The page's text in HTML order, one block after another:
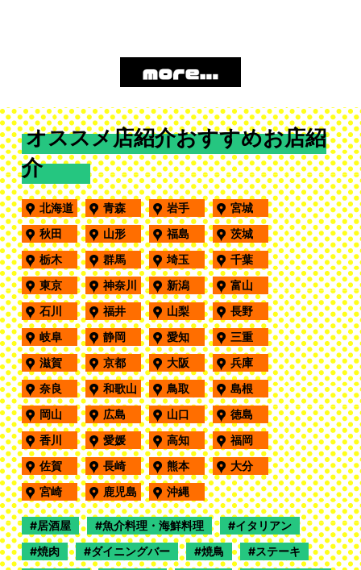
オススメ店紹介おすすめお店紹
介
北海道 青森 岩手
宮城
秋田
山形 福島
茨城
栃木
群馬 埼玉
千葉
東京
神奈川 新潟
富山
石川
福井 山梨
長野
岐阜
静岡 愛知
三重
滋賀
京都 大阪
兵庫
奈良
和歌山 鳥取
島根
岡山
広島 山口
徳島
香川
愛媛 高知
福岡
佐賀
長崎 熊本
大分
宮崎
鹿児島 沖縄
居酒屋 魚介料理・海鮮料理
イタリアン
焼肉
ダイニングバー 焼鳥 ステーキ